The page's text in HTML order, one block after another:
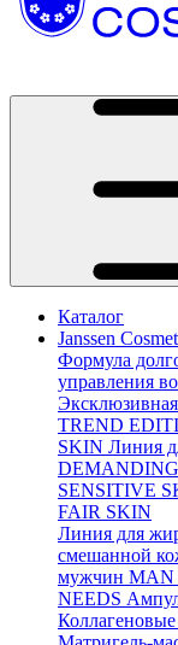
Каталог
Janssen
Формула
управления
TREND
SKIN Линия
SENSITIVE
FAIR SKIN
Линия для
смешанной
мужчин MAN
NEEDS